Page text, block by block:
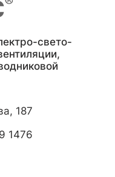
свето-
187
1476